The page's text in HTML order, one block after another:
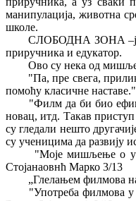
манипулација, животна
школе.
СЛОБОДНА ЗОНА
приручника и едукатор.
Ово су нека од
"Па, пре свега,
помоћу класичне
"Филм да би био
новац, итд. Такав
су гледали нешто
су ученицима да развију
"Моје мишљење о
Стојанаовнћ Марко 3/13
„Глелањем филмова
"Употреба филмова у